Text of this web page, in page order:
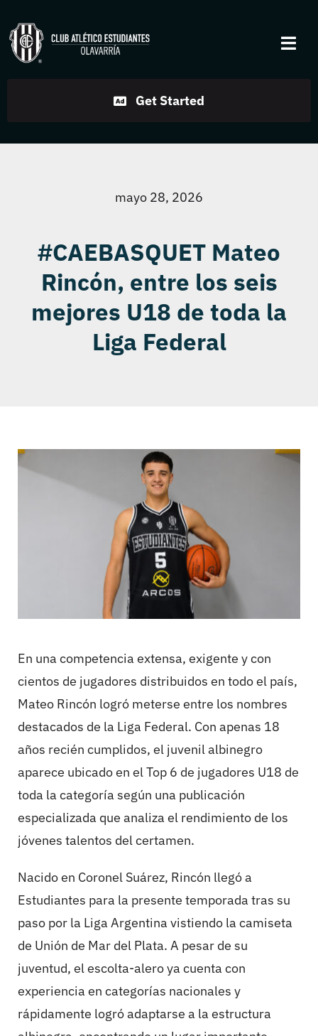
to
content
Disciplinas
Contacto
Get Started
mayo 28, 2026
#CAEBASQUET Mateo
Rincón, entre los seis
mejores U18 de toda la
Liga Federal
En una competencia extensa, exigente y con
cientos de jugadores distribuidos en todo el país,
Mateo Rincón logró meterse entre los nombres
destacados de la Liga Federal. Con apenas 18
años recién cumplidos, el juvenil albinegro
aparece ubicado en el Top 6 de jugadores U18 de
toda la categoría según una publicación
especializada que analiza el rendimiento de los
jóvenes talentos del certamen.
Nacido en Coronel Suárez, Rincón llegó a
Estudiantes para la presente temporada tras su
paso por la Liga Argentina vistiendo la camiseta
de Unión de Mar del Plata. A pesar de su
juventud, el escolta-alero ya cuenta con
experiencia en categorías nacionales y
rápidamente logró adaptarse a la estructura